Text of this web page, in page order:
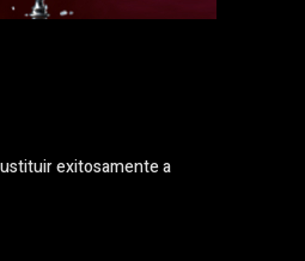
exitosamente a